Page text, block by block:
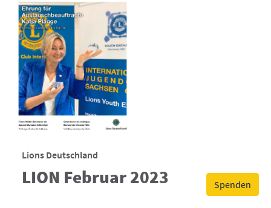
Spenden
Lions Deutschland
LION Februar 2023